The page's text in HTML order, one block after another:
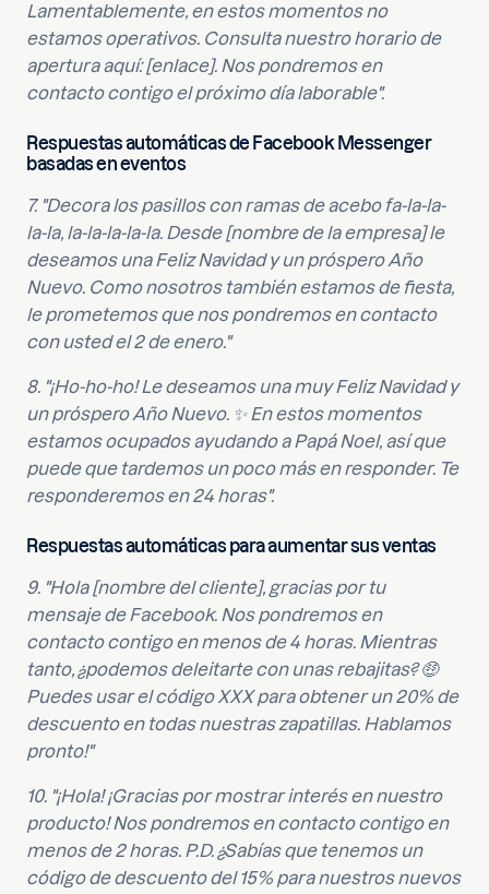
Lamentablemente, en estos momentos no
estamos operativos. Consulta nuestro horario de
apertura aquí: [enlace]. Nos pondremos en
contacto contigo el próximo día laborable".
Respuestas automáticas de Facebook Messenger
basadas en eventos
7. "Decora los pasillos con ramas de acebo fa-la-la-
la-la, la-la-la-la-la. Desde [nombre de la empresa] le
deseamos una Feliz Navidad y un próspero Año
Nuevo. Como nosotros también estamos de fiesta,
le prometemos que nos pondremos en contacto
con usted el 2 de enero."
8. "¡Ho-ho-ho! Le deseamos una muy Feliz Navidad y
un próspero Año Nuevo. ✨ En estos momentos
estamos ocupados ayudando a Papá Noel, así que
puede que tardemos un poco más en responder. Te
responderemos en 24 horas".
Respuestas automáticas para aumentar sus ventas
9. "Hola [nombre del cliente], gracias por tu
mensaje de Facebook. Nos pondremos en
contacto contigo en menos de 4 horas. Mientras
tanto, ¿podemos deleitarte con unas rebajitas? 🤑
Puedes usar el código XXX para obtener un 20% de
descuento en todas nuestras zapatillas. Hablamos
pronto!"
10. "¡Hola! ¡Gracias por mostrar interés en nuestro
producto! Nos pondremos en contacto contigo en
menos de 2 horas. P.D. ¿Sabías que tenemos un
código de descuento del 15% para nuestros nuevos